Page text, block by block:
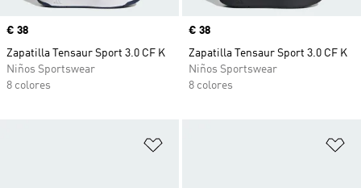
Precio
€ 38
Zapatilla Tensaur Sport 3.0 CF K
Niños Sportswear
8 colores
Precio
€ 38
Zapatilla Tensaur Sport 3.0 CF K
Niños Sportswear
8 colores